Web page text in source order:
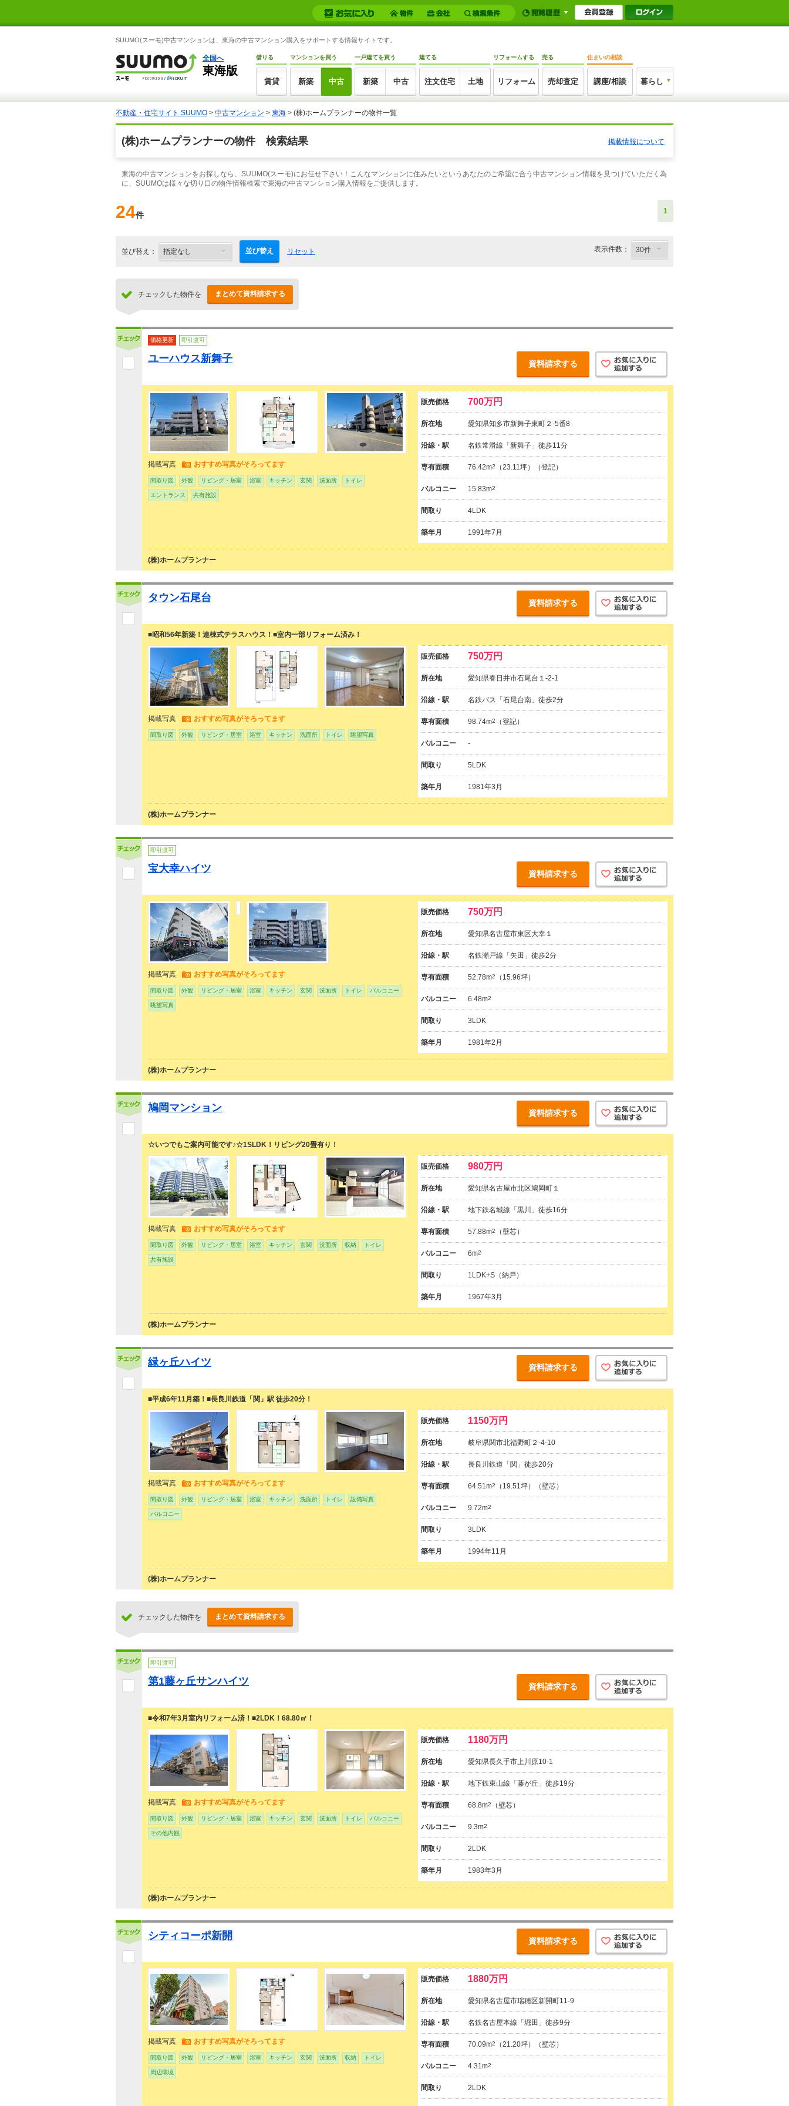
SUUMO(スーモ)中古マンションは、東海の中古マンション購入をサポートする情報サイトです。
全国へ
東海版
借りる
賃貸
マンションを買う
新築 中古
一戸建てを買う
新築 中古
建てる
注文住宅 土地
リフォームする
リフォーム
売る
売却査定
住まいの相談
講座/相談 暮らし
不動産・住宅サイト SUUMO > 中古マンション > 東海 > (株)ホームプランナーの物件一覧
(株)ホームプランナーの物件 検索結果 掲載情報について
東海の中古マンションをお探しなら、SUUMO(スーモ)にお任せ下さい！こんなマンションに住みたいというあなたのご希望に合う中古マンション情報を見つけていただく為
に、SUUMOは様々な切り口の物件情報検索で東海の中古マンション購入情報をご提供します。
24件 1
並び替え： 並び替え リセット 表示件数：
チェックした物件を まとめて資料請求する
価格更新 即引渡可
ユーハウス新舞子 資料請求する
掲載写真 おすすめ写真がそろってます
間取り図 外観 リビング・居室 浴室 キッチン 玄関 洗面所 トイレ
エントランス 共有施設
販売価格 700万円
所在地 愛知県知多市新舞子東町２-5番8
沿線・駅 名鉄常滑線「新舞子」徒歩11分
専有面積 76.42m2 （23.11坪）（登記）
バルコニー 15.83m2
間取り 4LDK
築年月 1991年7月
(株)ホームプランナー
タウン石尾台 資料請求する
■昭和56年新築！連棟式テラスハウス！■室内一部リフォーム済み！
掲載写真 おすすめ写真がそろってます
間取り図 外観 リビング・居室 浴室 キッチン 洗面所 トイレ 眺望写真
販売価格 750万円
所在地 愛知県春日井市石尾台１-2-1
沿線・駅 名鉄バス「石尾台南」徒歩2分
専有面積 98.74m2 （登記）
バルコニー -
間取り 5LDK
築年月 1981年3月
(株)ホームプランナー
即引渡可
宝大幸ハイツ 資料請求する
掲載写真 おすすめ写真がそろってます
間取り図 外観 リビング・居室 浴室 キッチン 玄関 洗面所 トイレ バルコニー
眺望写真
販売価格 750万円
所在地 愛知県名古屋市東区大幸１
沿線・駅 名鉄瀬戸線「矢田」徒歩2分
専有面積 52.78m2 （15.96坪）
バルコニー 6.48m2
間取り 3LDK
築年月 1981年2月
(株)ホームプランナー
鳩岡マンション 資料請求する
☆いつでもご案内可能です♪☆1SLDK！リビング20畳有り！
掲載写真 おすすめ写真がそろってます
間取り図 外観 リビング・居室 浴室 キッチン 玄関 洗面所 収納 トイレ
共有施設
販売価格 980万円
所在地 愛知県名古屋市北区鳩岡町１
沿線・駅 地下鉄名城線「黒川」徒歩16分
専有面積 57.88m2 （壁芯）
バルコニー 6m2
間取り 1LDK+S（納戸）
築年月 1967年3月
(株)ホームプランナー
緑ヶ丘ハイツ 資料請求する
■平成6年11月築！■長良川鉄道「関」駅 徒歩20分！
掲載写真 おすすめ写真がそろってます
間取り図 外観 リビング・居室 浴室 キッチン 洗面所 トイレ 設備写真
バルコニー
販売価格 1150万円
所在地 岐阜県関市北福野町２-4-10
沿線・駅 長良川鉄道「関」徒歩20分
専有面積 64.51m2 （19.51坪）（壁芯）
バルコニー 9.72m2
間取り 3LDK
築年月 1994年11月
(株)ホームプランナー
チェックした物件を まとめて資料請求する
即引渡可
第1藤ヶ丘サンハイツ 資料請求する
■令和7年3月室内リフォーム済！■2LDK！68.80㎡！
掲載写真 おすすめ写真がそろってます
間取り図 外観 リビング・居室 浴室 キッチン 玄関 洗面所 トイレ バルコニー
その他内観
販売価格 1180万円
所在地 愛知県長久手市上川原10-1
沿線・駅 地下鉄東山線「藤が丘」徒歩19分
専有面積 68.8m2 （壁芯）
バルコニー 9.3m2
間取り 2LDK
築年月 1983年3月
(株)ホームプランナー
シティコーポ新開 資料請求する
掲載写真 おすすめ写真がそろってます
間取り図 外観 リビング・居室 浴室 キッチン 玄関 洗面所 収納 トイレ
周辺環境
販売価格 1880万円
所在地 愛知県名古屋市瑞穂区新開町11-9
沿線・駅 名鉄名古屋本線「堀田」徒歩9分
専有面積 70.09m2 （21.20坪）（壁芯）
バルコニー 4.31m2
間取り 2LDK